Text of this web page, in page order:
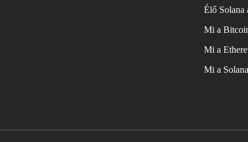
Élő Solana
Mi a
Mi a
Mi a